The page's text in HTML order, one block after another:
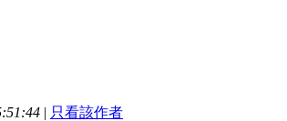
| 只看該作者